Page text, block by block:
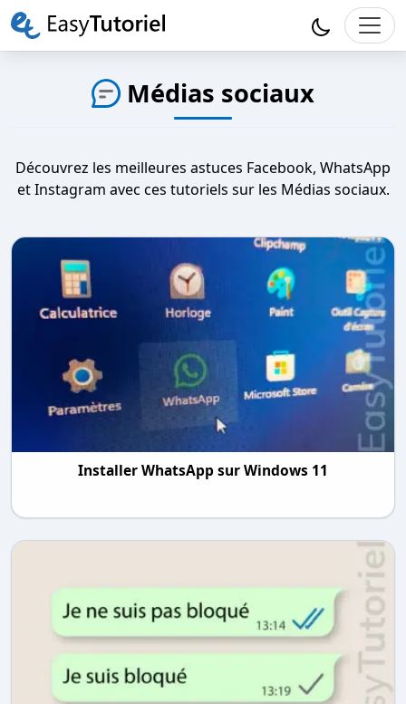
Médias sociaux
Découvrez les meilleures astuces Facebook, WhatsApp
et Instagram avec ces tutoriels sur les Médias sociaux.
Installer WhatsApp sur Windows 11